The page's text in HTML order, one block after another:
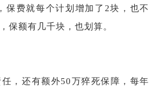
保费就每个计划增加了2块，也不
保额有几千块，也划算。
，还有额外50万猝死保障，每年